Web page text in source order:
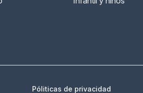
Póliticas de privacidad